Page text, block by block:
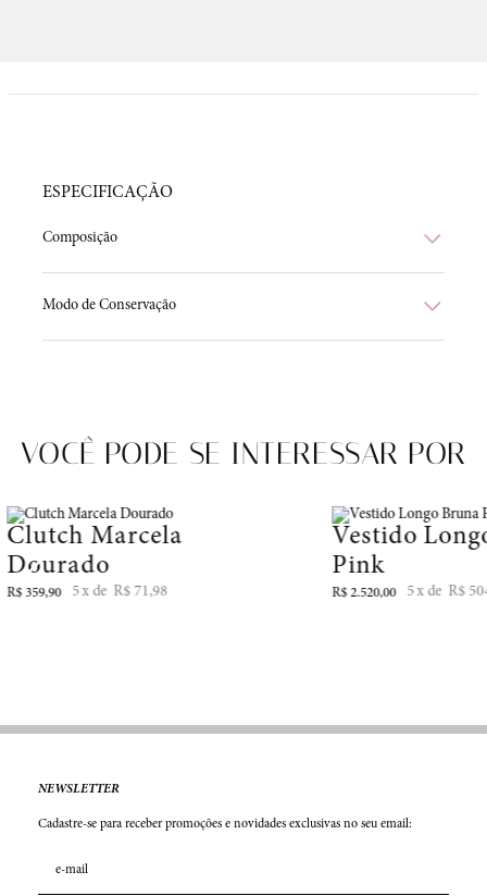
ESPECIFICAÇÃO
Composição
Modo de Conservação
VOCÊ PODE SE INTERESSAR POR
Clutch Marcela
Dourado
R$ 359,90 5 R$ 71,98
Vestido
Pink
R$ 2.520,00 5 R$
NEWSLETTER
Cadastre-se para receber promoções e novidades exclusivas no seu email: